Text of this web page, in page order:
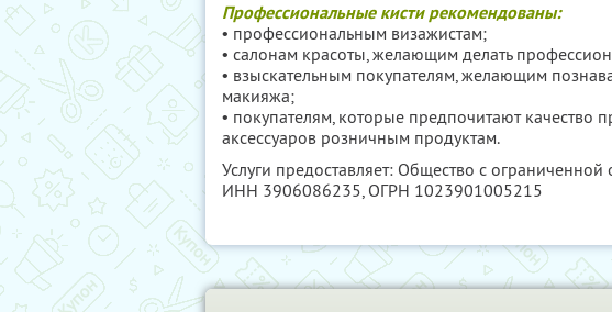
Профессиональные кисти рекомендованы:
• профессиональным визажистам;
• салонам красоты, желающим делать
• взыскательным покупателям, желающим
макияжа;
• покупателям, которые предпочитают качество
аксессуаров розничным продуктам.
Услуги предоставляет: Общество с ограниченной
ИНН 3906086235, ОГРН 1023901005215